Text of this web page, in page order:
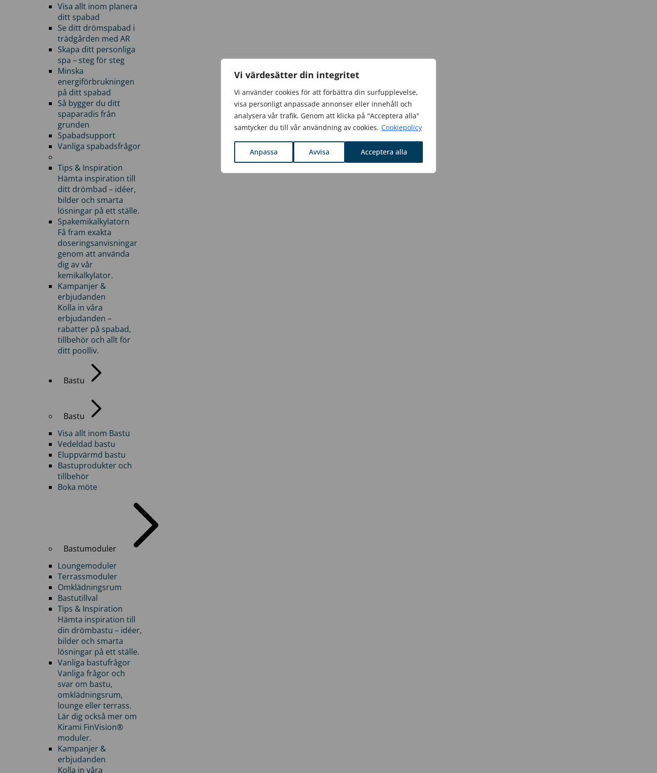
Vi värdesätter din integritet
Vi använder cookies för att förbättra din surfupplevelse,
visa personligt anpassade annonser eller innehåll och
analysera vår trafik. Genom att klicka på "Acceptera alla"
samtycker du till vår användning av cookies. Cookiepolicy
Anpassa Avvisa Acceptera alla
Visa allt inom planera
ditt spabad
Se ditt drömspabad i
trädgården med AR
Skapa ditt personliga
spa – steg för steg
Minska
energiförbrukningen
på ditt spabad
Så bygger du ditt
spaparadis från
grunden
Spabadsupport
Vanliga spabadsfrågor
Tips & Inspiration
Hämta inspiration till
ditt drömbad – idéer,
bilder och smarta
lösningar på ett ställe.
Spakemikalkylatorn
Få fram exakta
doseringsanvisningar
genom att använda
dig av vår
kemikalkylator.
Kampanjer &
erbjudanden
Kolla in våra
erbjudanden –
rabatter på spabad,
tillbehör och allt för
ditt poolliv.
Bastu
Bastu
Visa allt inom Bastu
Vedeldad bastu
Eluppvärmd bastu
Bastuprodukter och
tillbehör
Boka möte
Bastumoduler
Loungemoduler
Terrassmoduler
Omklädningsrum
Bastutillval
Tips & Inspiration
Hämta inspiration till
din drömbastu – idéer,
bilder och smarta
lösningar på ett ställe.
Vanliga bastufrågor
Vanliga frågor och
svar om bastu,
omklädningsrum,
lounge eller terrass.
Lär dig också mer om
Kirami FinVision®
moduler.
Kampanjer &
erbjudanden
Kolla in våra